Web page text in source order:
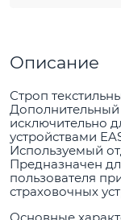
Описание
Строп
исключительно
устройствами
Используемый
Предназначен
пользователя
страховочных